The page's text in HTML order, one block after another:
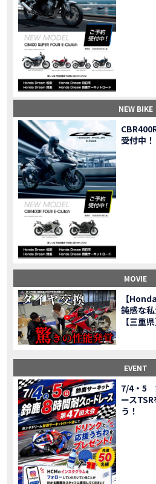
MOVIE 【CBR1000RR-R】スーパースポーツバイクで三重県の新スポット
CAMPAIGN 三重県下 Honda Dreamにてレン
MOVIE 【アフリカツイン】憧れの大型バイクで1泊2日マスツー
MOVIE 【女子ツーリング】穴場スポット満載！三重の美味
MOVIE 【CBR600RR】憧れのSSバイクで女子ツーリン
MOVIE 【中級レベル】スクーター乗りの女性ライダーがラ
MOVIE 【鈴鹿サーキット】ホンダモーターサイクリス
CAMPAIGN 【買取強化中】乗らな
MOVIE 【祝】Honda CL500納車「かなえさんバイ
MOVIE 【シンガーソングライター茉ひるさ
MOVIE 【ホンダドリーム鈴鹿サーキットロ
MOVIE 【鈴鹿サーキットに近い！】ホンダドリー
MOVIE CL500売却！X-ADVオーナーの素直な理由。〇
MOVIE 【梅本まどかさんコラボ】CIVIC TYPE R♪ス
MOVIE 憧れの大型バイク試乗！4輪走行は驚きの…【Honda
【鈴鹿ツインサーキット】バイク＆クルマ夢のコラボ
MOVIE 全員初対面！バイク女子6
バイク女子6人でツーリン
MOVIE 温泉1泊。いつもソロの女性ライダー、大人のマスツーリング
MOVIE 【梅本まどかさんコラボ】CIVIC TYPE R♪ ス
MOVIE ＨＣＭ２＆４サーキット
MOVIE ＨＣＭ２＆４サーキットフ
Honda Dream 四日市のご紹介
MOVIE Honda Dream 鈴鹿のご紹介
MOVIE
Honda Dream 松阪のご紹介
２月１２日 牡蠣ツーリングフォ
EVENT 第6回オフロードスクールフ
EVENT Honda Dream鈴鹿・松阪・四日市
MOVIE Honda Dream鈴鹿・松阪・四
NEW BIKE NEW BIKE「HAWK 11」新型ロー
NEW BIKE
受付中！
MOVIE
【
鈍感な
【三重
EVENT
7/4・5
ース
う！